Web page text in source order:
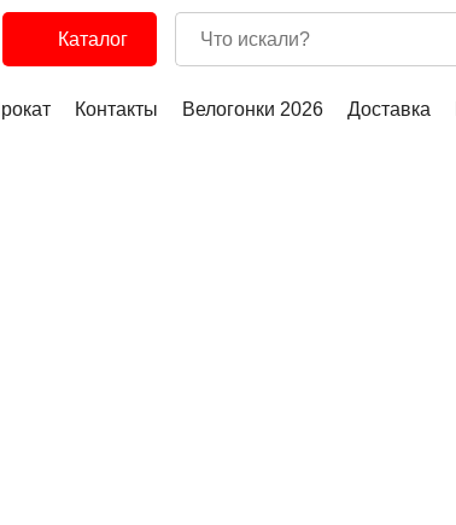
Каталог
Контакты Велогонки 2026 Доставка